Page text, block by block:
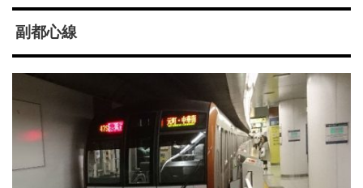
副都心線